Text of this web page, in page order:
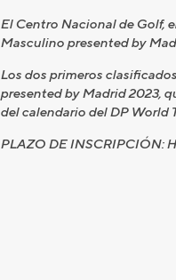
El Centro Nacional de Golf,
Masculino presented by
Los dos primeros
presented by Madrid 2023,
del calendario del DP World
PLAZO DE INSCRIPCIÓN: